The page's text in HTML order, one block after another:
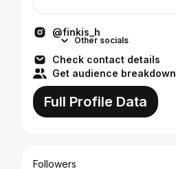
@finkis_h
Other socials
Check contact details
Get audience breakdown
Full Profile Data
Followers